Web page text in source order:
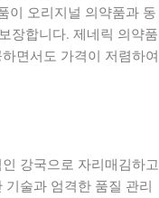
이 오리지널 의약품과 동
장합니다. 제네릭 의약품
면서도 가격이 저렴하여
강국으로 자리매김하고
술과 엄격한 품질 관리